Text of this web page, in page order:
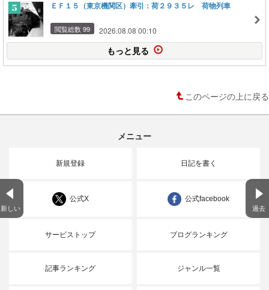
新しい 過去
ＥＦ１５（東京機関区）牽引：荷２９３５レ 荷物列車
閲覧総数 99 2026.08.08 00:10
もっと見る
このページの上に戻る
メニュー
新規登録 日記を書く
公式X 公式facebook
サービストップ ブログランキング
記事ランキング ジャンル一覧